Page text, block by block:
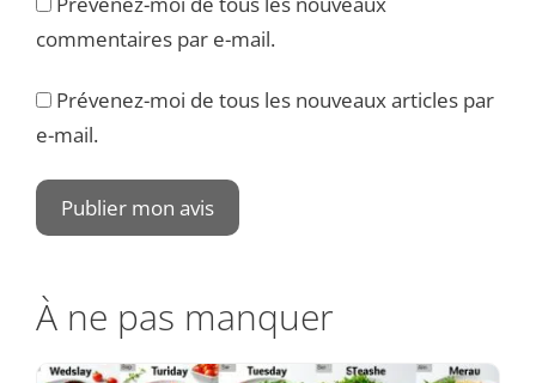
commentaires par e-mail.
Prévenez-moi de tous les nouveaux articles par
e-mail.
À ne pas manquer